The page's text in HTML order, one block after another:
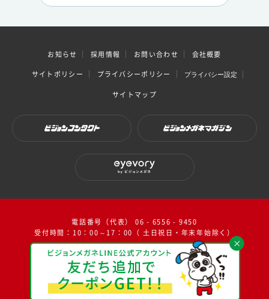
お知らせ 採用情報 お問い合わせ 会社概要
サイトポリシー プライバシーポリシー プライバシー設定
サイトマップ
電話番号（代表） 06 - 6556 - 9450
受付時間：10：00～17：00（ 土日祝日・年末年始除く）
© 2009-2026 VISION MEGANE inc.
facebook instagram twitter youtube